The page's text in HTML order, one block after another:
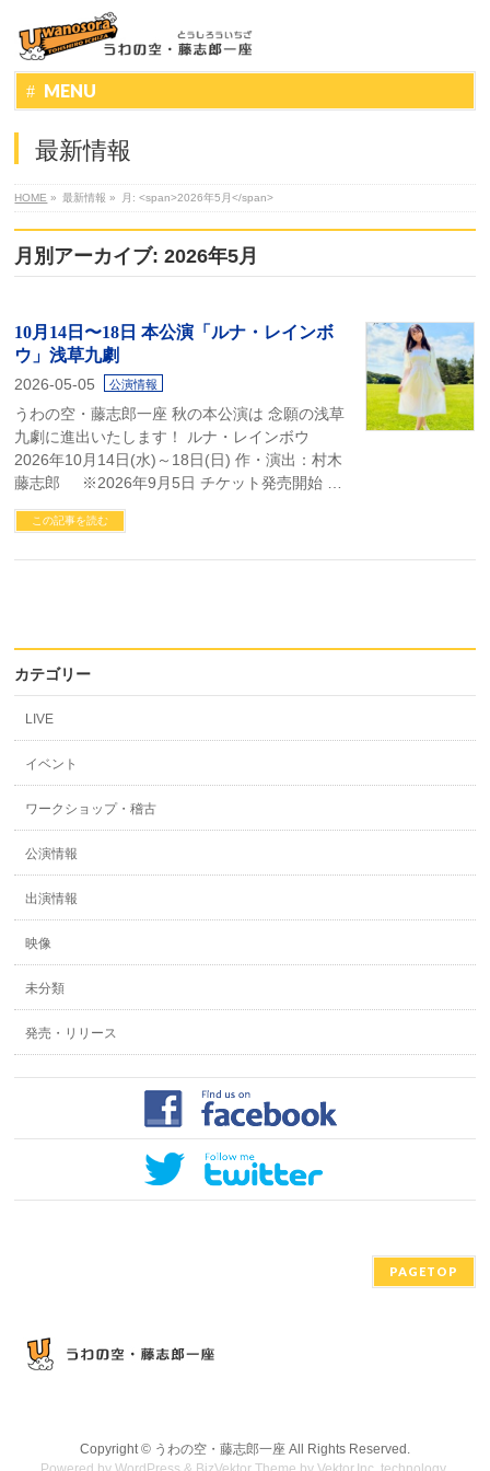
MENU
最新情報
HOME » 最新情報 » 月: <span>2026年5月</span>
月別アーカイブ: 2026年5月
10月14日〜18日 本公演「ルナ・レインボ
ウ」浅草九劇
2026-05-05 公演情報
うわの空・藤志郎一座 秋の本公演は 念願の浅草
九劇に進出いたします！ ルナ・レインボウ
2026年10月14日(水)～18日(日) 作・演出：村木
藤志郎 ※2026年9月5日 チケット発売開始 …
この記事を読む
カテゴリー
LIVE
イベント
ワークショップ・稽古
公演情報
出演情報
映像
未分類
発売・リリース
PAGETOP
Copyright © うわの空・藤志郎一座All Rights Reserved.